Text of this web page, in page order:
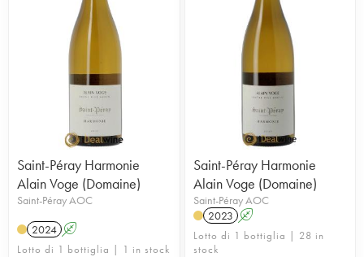
Saint-Péray Harmonie
Alain Voge (Domaine)
Saint-Péray AOC
2024 A
Lotto di 1 bottiglia | 1 in stock
Saint-Péray Harmonie
Alain Voge (Domaine)
Saint-Péray AOC
2023 A
Lotto di 1 bottiglia | 28 in
stock